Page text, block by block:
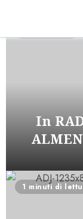
In
1 minuti di